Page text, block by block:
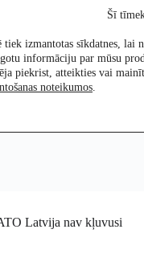
Pētījumi
Latvija nav kļuvusi
Šī
izmantotas sīkdatnes, lai
informāciju par mūsu
piekrist, atteikties vai
noteikumos.